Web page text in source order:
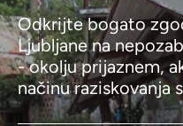
Odkrijte bogato
Ljubljane na
- okolju prijaznem,
načinu raziskovanja